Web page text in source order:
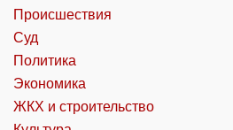
Происшествия
Суд
Политика
Экономика
ЖКХ и строительство